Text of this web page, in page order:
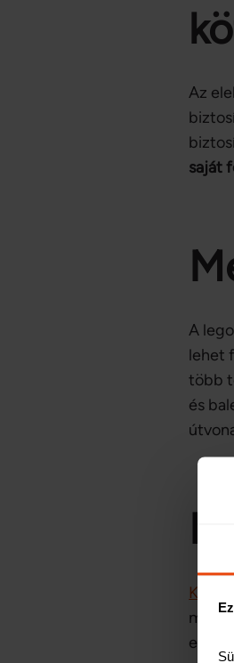
Az
saját
A
lehet
több
és